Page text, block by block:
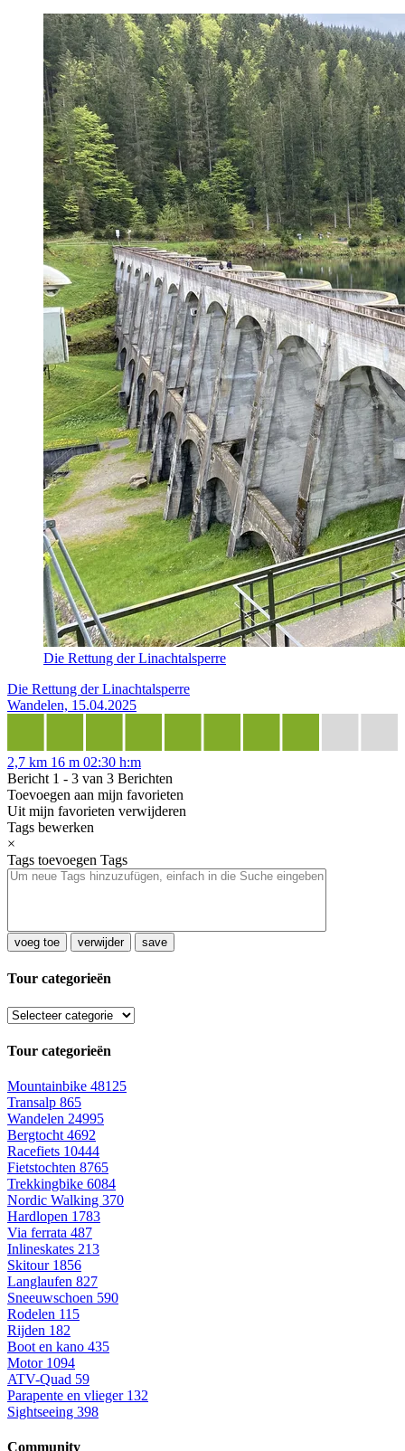
Die Rettung der Linachtalsperre
Die Rettung der Linachtalsperre
Wandelen, 15.04.2025
2,7 km 16 m 02:30 h:m
Bericht 1 - 3 van 3 Berichten
Toevoegen aan mijn favorieten
Uit mijn favorieten verwijderen
Tags bewerken
×
Tags toevoegen Tags
voeg toe verwijder save
Tour categorieën
Tour categorieën
Mountainbike 48125
Transalp 865
Wandelen 24995
Bergtocht 4692
Racefiets 10444
Fietstochten 8765
Trekkingbike 6084
Nordic Walking 370
Hardlopen 1783
Via ferrata 487
Inlineskates 213
Skitour 1856
Langlaufen 827
Sneeuwschoen 590
Rodelen 115
Rijden 182
Boot en kano 435
Motor 1094
ATV-Quad 59
Parapente en vlieger 132
Sightseeing 398
Community